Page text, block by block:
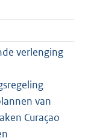
verlenging
van
Curaçao